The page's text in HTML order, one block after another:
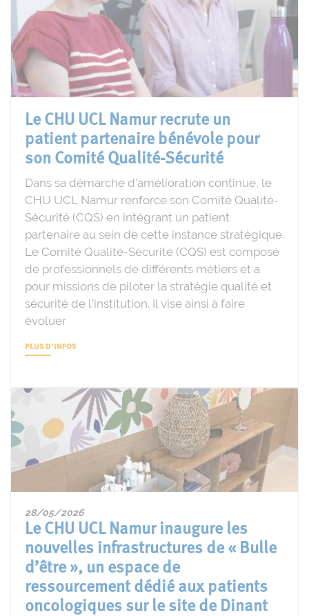
Le CHU UCL Namur recrute un
patient partenaire bénévole pour
son Comité Qualité-Sécurité
Dans sa démarche d’amélioration continue, le
CHU UCL Namur renforce son Comité Qualité-
Sécurité (CQS) en intégrant un patient
partenaire au sein de cette instance stratégique.
Le Comité Qualité-Sécurité (CQS) est composé
de professionnels de différents métiers et a
pour missions de piloter la stratégie qualité et
sécurité de l’institution. Il vise ainsi à faire
évoluer
PLUS D'INFOS
28/05/2026
Le CHU UCL Namur inaugure les
nouvelles infrastructures de « Bulle
d’être », un espace de
ressourcement dédié aux patients
oncologiques sur le site de Dinant